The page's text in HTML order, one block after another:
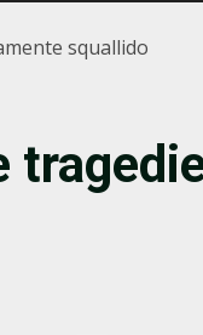
squallido